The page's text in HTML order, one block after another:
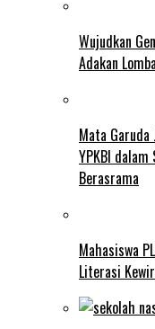
Wujudkan
Adakan
Mata Garuda
YPKBI
Berasrama
Mahasiswa
Literasi